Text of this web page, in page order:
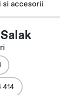
si accesorii
414